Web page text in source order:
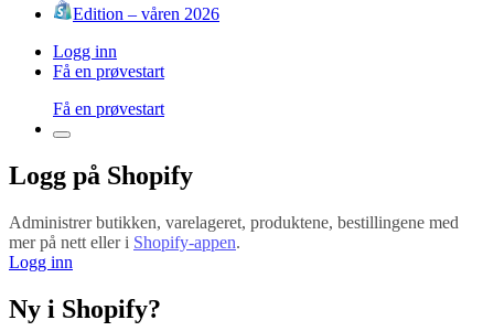
Edition – våren 2026
Logg inn
Få en prøvestart
Få en prøvestart
Logg på Shopify
Administrer butikken, varelageret, produktene, bestillingene med
mer på nett eller i Shopify-appen.
Logg inn
Ny i Shopify?